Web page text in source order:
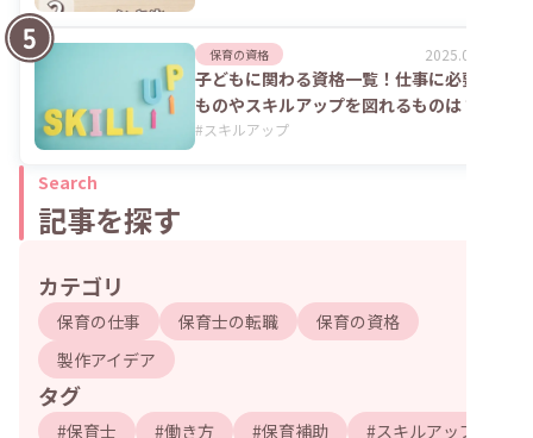
保育の資格 2025.06.02
子どもに関わる資格一覧！仕事に必要な
ものやスキルアップを図れるものは？
#スキルアップ
Search
記事を探す
カテゴリ
保育の仕事 保育士の転職
保育の資格
製作アイデア
タグ
#保育士 #働き方 #保育補助 #スキルアップ